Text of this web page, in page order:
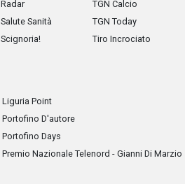
Radar
Salute Sanità
Scignoria!
TGN Calcio
TGN Today
Tiro Incrociato
Liguria Point
Portofino D'autore
Portofino Days
Premio Nazionale Telenord - Gianni Di Marzio